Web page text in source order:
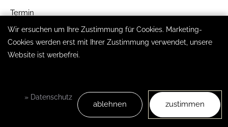
Termin
Mehr
erfahren
Impressum|Datenschutz |Barrierefreiheit
Wir ersuchen um Ihre Zustimmung für Cookies. Marketing-
Cookies werden erst mit Ihrer Zustimmung verwendet, unsere
Website ist werbefrei.
» Datenschutz
ablehnen zustimmen
Termin buchen